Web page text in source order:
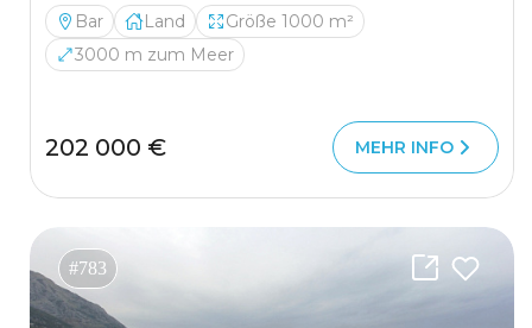
Bar Land
Größe 1000 m²
3000 m zum Meer
202 000 € MEHR INFO
#783